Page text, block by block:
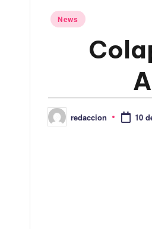
Publicado
en
News
Publicado
por
redaccion 10